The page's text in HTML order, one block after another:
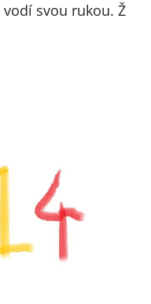
svou rukou. Ž